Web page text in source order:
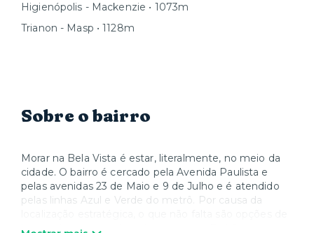
Higienópolis - Mackenzie • 1073m
Trianon - Masp • 1128m
Sobre o bairro
Morar na Bela Vista é estar, literalmente, no meio da
cidade. O bairro é cercado pela Avenida Paulista e
pelas avenidas 23 de Maio e 9 de Julho e é atendido
pelas linhas Azul e Verde do metrô. Por causa da
lazer – de parques shoppings como o Frei Caneca e o